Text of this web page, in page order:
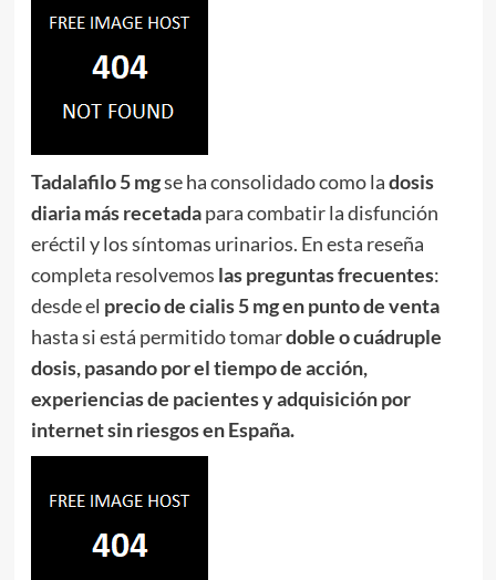
Tadalafilo 5 mgse ha consolidado como ladosis
diaria más recetadapara combatir la disfunción
eréctil y los síntomas urinarios. En esta reseña
completa resolvemos las preguntas frecuentes:
desde el precio de cialis 5 mg en punto de venta
hasta si está permitido tomardoble o cuádruple
dosis, pasando por el tiempo de acción,
experiencias de pacientes y adquisición por
internet sin riesgos en España.